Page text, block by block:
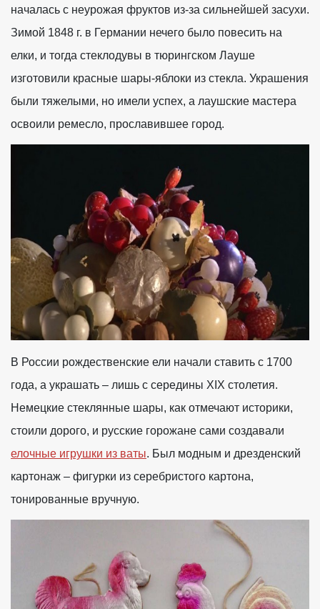
началась с неурожая фруктов из-за сильнейшей засухи.
Зимой 1848 г. в Германии нечего было повесить на
елки, и тогда стеклодувы в тюрингском Лауше
изготовили красные шары-яблоки из стекла. Украшения
были тяжелыми, но имели успех, а лаушские мастера
освоили ремесло, прославившее город.
В России рождественские ели начали ставить с 1700
года, а украшать – лишь с середины XIX столетия.
Немецкие стеклянные шары, как отмечают историки,
стоили дорого, и русские горожане сами создавали
елочные игрушки из ваты. Был модным и дрезденский
картонаж – фигурки из серебристого картона,
тонированные вручную.